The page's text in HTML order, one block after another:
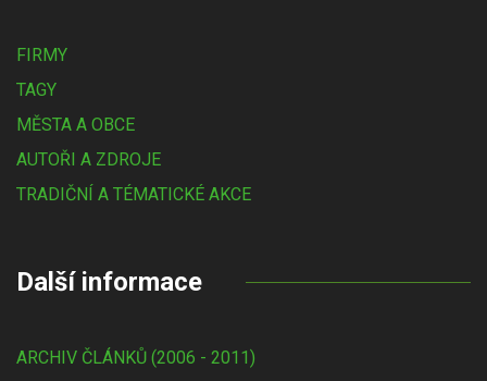
FIRMY
TAGY
MĚSTA A OBCE
AUTOŘI A ZDROJE
TRADIČNÍ A TÉMATICKÉ AKCE
Další informace
ARCHIV ČLÁNKŮ (2006 - 2011)